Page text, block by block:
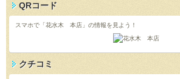
QRコード
スマホで「花水木 本店」の情報を見よう！
クチコミ